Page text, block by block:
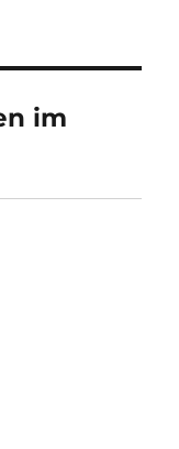
im